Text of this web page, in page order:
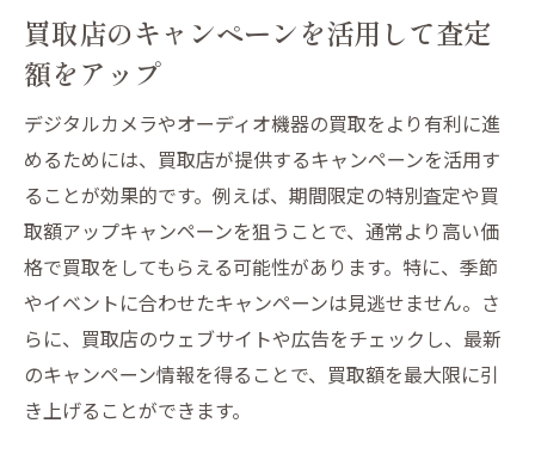
白石市のオーディオ機器買取トレンドをチ
ェック
オーディオ機器の価値を保つためのメンテ
ナンス
買取前に知っておきたいオーディオ機器の
人気ブランド
オーディオ機器の市場価値を左右する要因
市場動向を読むための情報収集術
初心者必見買取査定時に注意すべきポイント
初めての査定で注意すべき重要な点
買取店のキャンペーンを活用して査定
額をアップ
デジタルカメラやオーディオ機器の買取をより有利に進
めるためには、買取店が提供するキャンペーンを活用す
ることが効果的です。例えば、期間限定の特別査定や買
取額アップキャンペーンを狙うことで、通常より高い価
格で買取をしてもらえる可能性があります。特に、季節
やイベントに合わせたキャンペーンは見逃せません。さ
らに、買取店のウェブサイトや広告をチェックし、最新
のキャンペーン情報を得ることで、買取額を最大限に引
き上げることができます。